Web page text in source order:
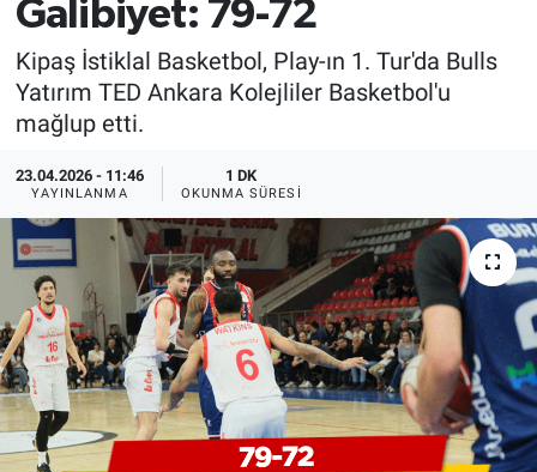
Galibiyet: 79-72
Kipaş İstiklal Basketbol, Play-ın 1. Tur'da Bulls
Yatırım TED Ankara Kolejliler Basketbol'u
mağlup etti.
23.04.2026 - 11:46
YAYINLANMA
1 DK
OKUNMA SÜRESI